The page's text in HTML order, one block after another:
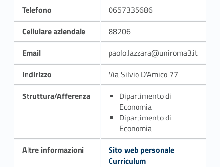
Telefono
0657335686
Cellulare aziendale
88206
Email
paolo.lazzara@uniroma3.it
Indirizzo
Via Silvio D'Amico 77
Struttura/Afferenza
Dipartimento di
Economia
Dipartimento di
Economia
Altre informazioni
Sito web personale
Curriculum